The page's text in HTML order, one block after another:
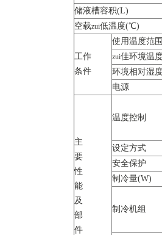
储液槽容积(L)
空载zui低温度(℃)
工作
条件
使用温度范
zui佳环境温
环境相对湿
电源
主
要
性
能
及
部
件
温度控制
设定方式
安全保护
制冷量(W)
制冷机组